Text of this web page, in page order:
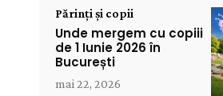
Părinți și copii
Unde mergem cu copiii
de 1 Iunie 2026 în
București
mai 22, 2026